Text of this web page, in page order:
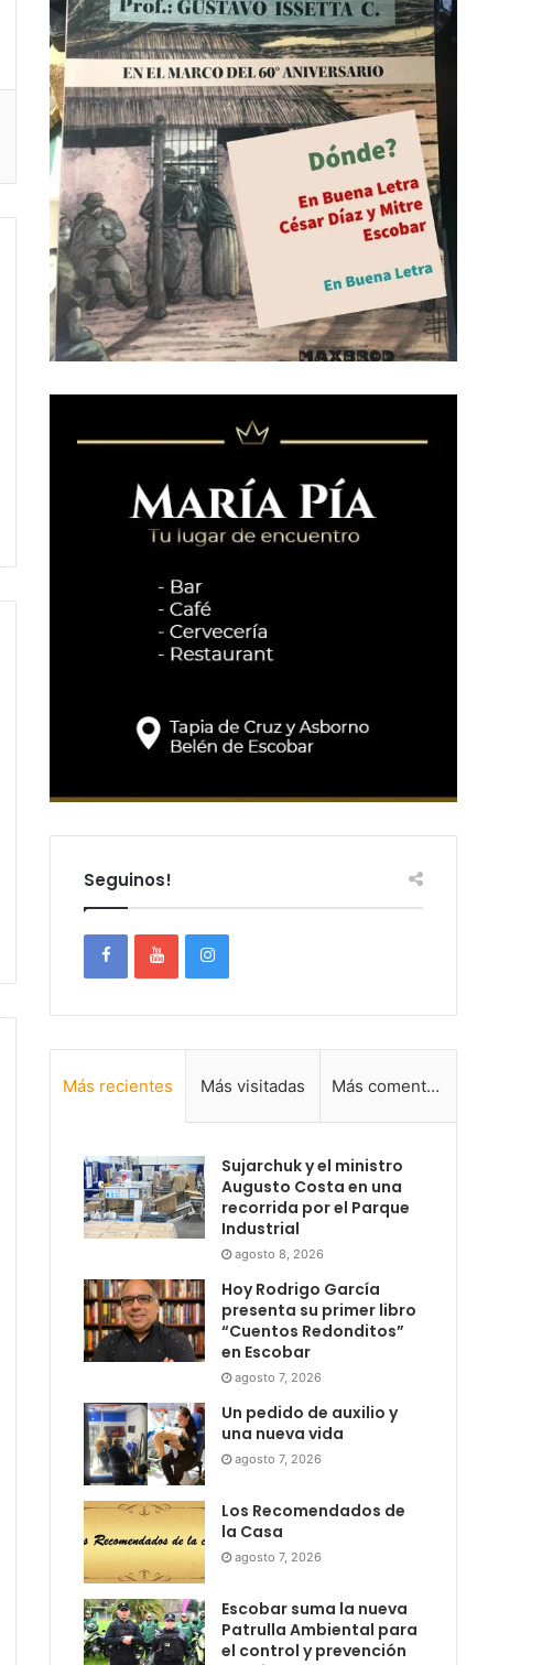
Seguinos!
Más recientes Más visitadas Más comentadas
Sujarchuk y el ministro
Augusto Costa en una
recorrida por el Parque
Industrial
agosto 8, 2026
Hoy Rodrigo García
presenta su primer libro
“Cuentos Redonditos”
en Escobar
agosto 7, 2026
Un pedido de auxilio y
una nueva vida
agosto 7, 2026
Los Recomendados de
la Casa
agosto 7, 2026
Escobar suma la nueva
Patrulla Ambiental para
el control y prevención